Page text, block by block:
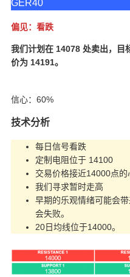
GER40
偏见：看跌
我们计划在 14078 处卖出，目
价为 14191。
信心：60%
技术分析
每日信号看跌
定制电阻位于 14100
交易价格接近14000点的
我们寻求暂时走高
早期的乐观情绪可能会
会失败。
20日均线位于14000。